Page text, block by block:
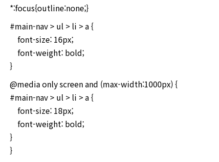
*:focus{outline:none;}
#main-nav > ul > li > a {
font-size: 16px;
font-weight: bold;
}
@media only screen and (max-width:1000px) {
#main-nav > ul > li > a {
font-size: 18px;
font-weight: bold;
}
}